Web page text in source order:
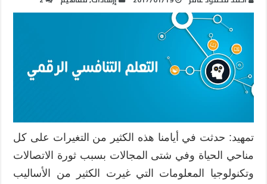
تمهيد: حدثت في أيامنا هذه الكثير من التغيرات على كل
مناحي الحياة وفي شتى المجالات بسبب ثورة الاتصالات
وتكنولوجيا المعلومات التي غيرت الكثير من الأساليب